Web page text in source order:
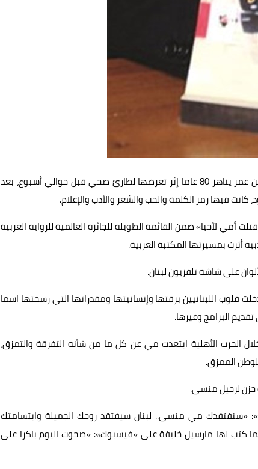
توفيت الإعلامية والروائية اللبنانية مي منسى مساء أمس الأول عن عمر يناهز 80 عاما إثر تعرضها لطارئ صحي قبل حوالي أسبوع، بعد
لأحيا» ضمن القائمة الطويلة للجائزة العالمية للرواية العربية
على شاشة تلفزيون لبنان.
قلوب اللبنانيين برقتها وإنسانيتها ومقدراتها التي رسختها اسما
البرامج وغيرها.
الحرب الأهلية ابتعدت مي عن كل ما من شأنه التفرقة والتمزق،
الممزق.
حزن لرحيل منسى.
«سنفتقدك مي منسى.. لبنان سيفتقد روحك الجميلة وابتسامتك
كتب لها مارسيل خليفة على «فيسبوك»: «صحوت اليوم باكرا على